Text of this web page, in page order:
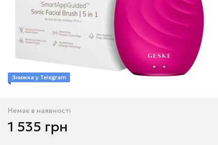
Знижка у Telegram
Немає в наявності
1 535 грн